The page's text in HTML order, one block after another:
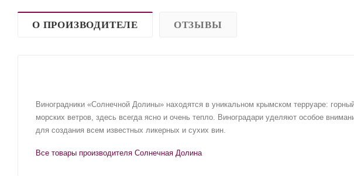
О ПРОИЗВОДИТЕЛЕ ОТЗЫВЫ
Виноградники «Солнечной Долины» находятся в уникальном крымском терруаре:
морских ветров, здесь всегда ясно и очень тепло. Виноградари уделяют особое
для создания всем известных ликерных и сухих вин.
Все товары производителя Солнечная Долина